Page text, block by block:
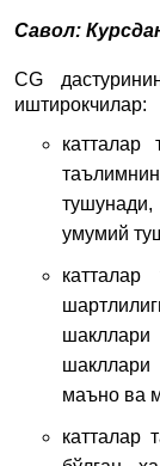
Савол:
CG
иштирокчилар:
катталар
тушунади,
умумий
маъно ва
катталар